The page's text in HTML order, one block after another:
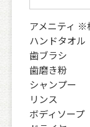
アメニティ ※
ハンドタオル
歯ブラシ
歯磨き粉
シャンプー
リンス
ボディソープ